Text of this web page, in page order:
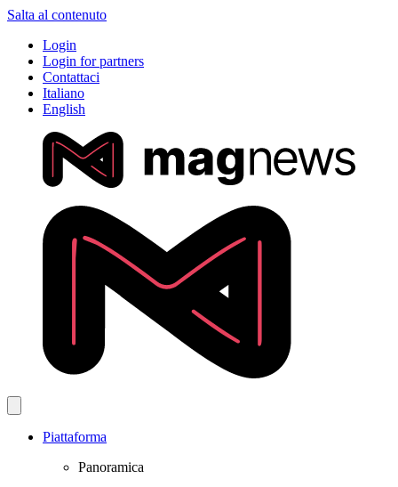
Salta al contenuto
Login
Login for partners
Contattaci
Italiano
English
Piattaforma
Panoramica